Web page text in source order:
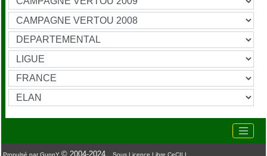
© 2004-2024